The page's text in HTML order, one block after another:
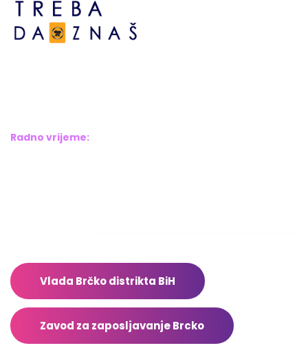
Radno vrijeme:
Vlada Brčko distrikta BiH
Zavod za zaposljavanje Brcko